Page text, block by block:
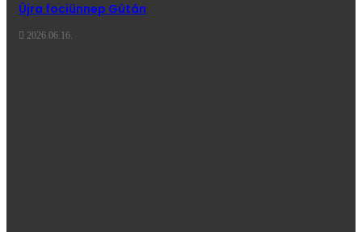
Újra fociünnep Gútán
2026.06.16.